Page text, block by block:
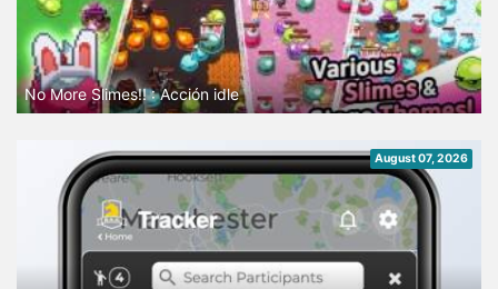
No More Slimes!! : Acción idle
August 07, 2026